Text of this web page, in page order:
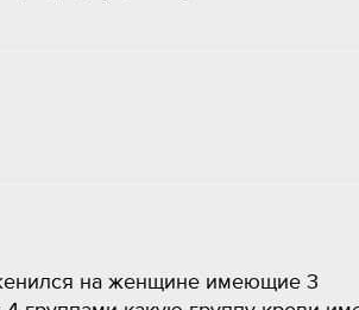
на женщине имеющие 3